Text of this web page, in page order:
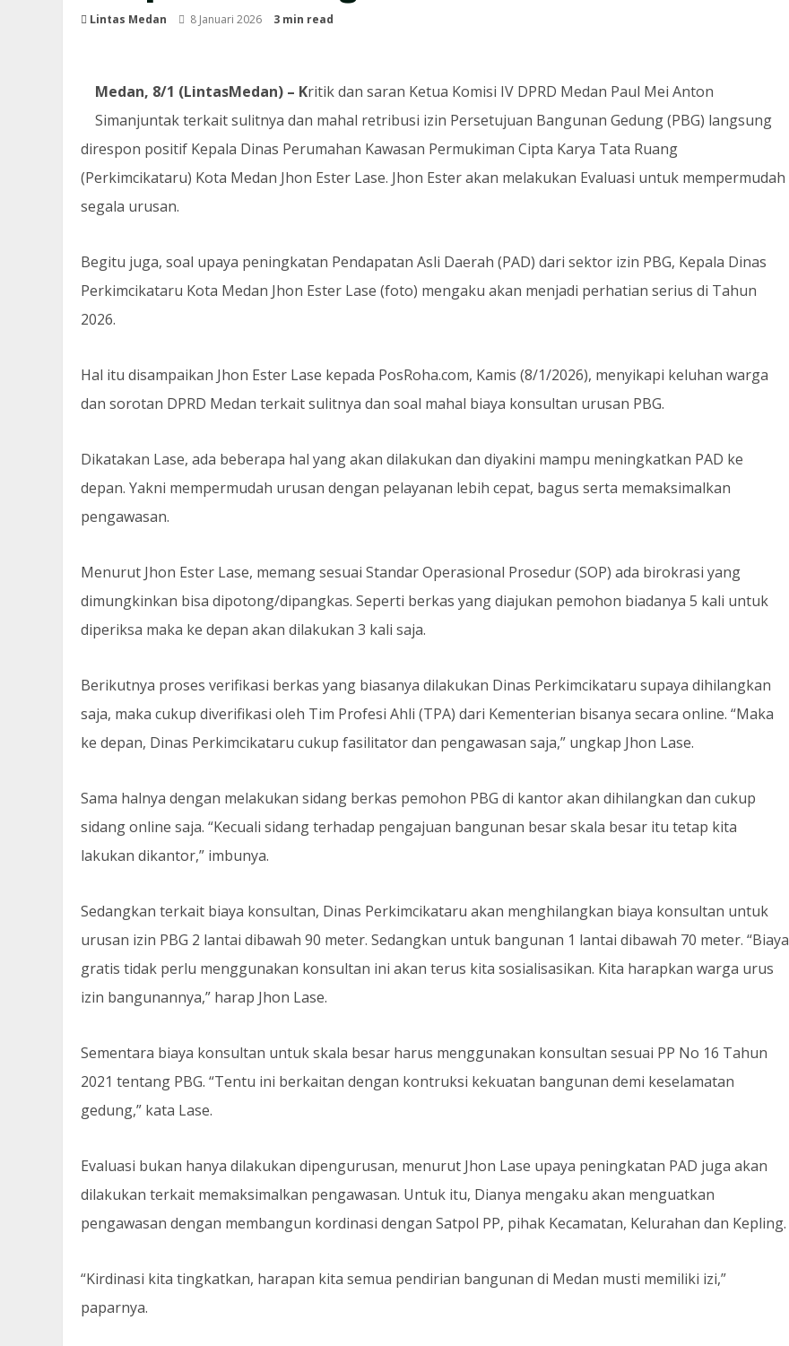
Lintas Medan 8 Januari 2026 3 min read
Medan, 8/1 (LintasMedan) – Kritik dan saran Ketua Komisi IV DPRD Medan Paul Mei Anton
Simanjuntak terkait sulitnya dan mahal retribusi izin Persetujuan Bangunan Gedung (PBG) langsung
direspon positif Kepala Dinas Perumahan Kawasan Permukiman Cipta Karya Tata Ruang
(Perkimcikataru) Kota Medan Jhon Ester Lase. Jhon Ester akan melakukan Evaluasi untuk mempermudah
segala urusan.
Begitu juga, soal upaya peningkatan Pendapatan Asli Daerah (PAD) dari sektor izin PBG, Kepala Dinas
Perkimcikataru Kota Medan Jhon Ester Lase (foto) mengaku akan menjadi perhatian serius di Tahun
2026.
Hal itu disampaikan Jhon Ester Lase kepada PosRoha.com, Kamis (8/1/2026), menyikapi keluhan warga
dan sorotan DPRD Medan terkait sulitnya dan soal mahal biaya konsultan urusan PBG.
Dikatakan Lase, ada beberapa hal yang akan dilakukan dan diyakini mampu meningkatkan PAD ke
depan. Yakni mempermudah urusan dengan pelayanan lebih cepat, bagus serta memaksimalkan
pengawasan.
Menurut Jhon Ester Lase, memang sesuai Standar Operasional Prosedur (SOP) ada birokrasi yang
dimungkinkan bisa dipotong/dipangkas. Seperti berkas yang diajukan pemohon biadanya 5 kali untuk
diperiksa maka ke depan akan dilakukan 3 kali saja.
Berikutnya proses verifikasi berkas yang biasanya dilakukan Dinas Perkimcikataru supaya dihilangkan
saja, maka cukup diverifikasi oleh Tim Profesi Ahli (TPA) dari Kementerian bisanya secara online. “Maka
ke depan, Dinas Perkimcikataru cukup fasilitator dan pengawasan saja,” ungkap Jhon Lase.
Sama halnya dengan melakukan sidang berkas pemohon PBG di kantor akan dihilangkan dan cukup
sidang online saja. “Kecuali sidang terhadap pengajuan bangunan besar skala besar itu tetap kita
lakukan dikantor,” imbunya.
Sedangkan terkait biaya konsultan, Dinas Perkimcikataru akan menghilangkan biaya konsultan untuk
urusan izin PBG 2 lantai dibawah 90 meter. Sedangkan untuk bangunan 1 lantai dibawah 70 meter. “Biaya
gratis tidak perlu menggunakan konsultan ini akan terus kita sosialisasikan. Kita harapkan warga urus
izin bangunannya,” harap Jhon Lase.
Sementara biaya konsultan untuk skala besar harus menggunakan konsultan sesuai PP No 16 Tahun
2021 tentang PBG. “Tentu ini berkaitan dengan kontruksi kekuatan bangunan demi keselamatan
gedung,” kata Lase.
Evaluasi bukan hanya dilakukan dipengurusan, menurut Jhon Lase upaya peningkatan PAD juga akan
dilakukan terkait memaksimalkan pengawasan. Untuk itu, Dianya mengaku akan menguatkan
pengawasan dengan membangun kordinasi dengan Satpol PP, pihak Kecamatan, Kelurahan dan Kepling.
“Kirdinasi kita tingkatkan, harapan kita semua pendirian bangunan di Medan musti memiliki izi,”
paparnya.